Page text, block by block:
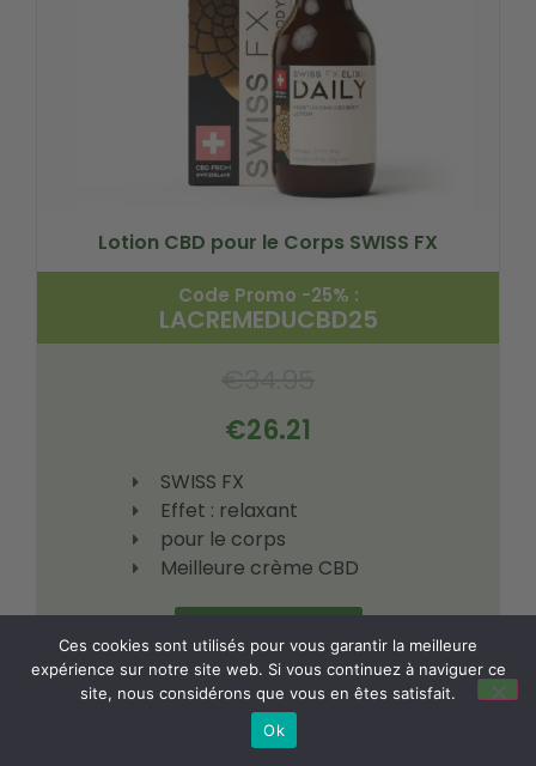
Lotion CBD pour le Corps SWISS FX
Code Promo -25% :
LACREMEDUCBD25
€26.21
SWISS FX
Effet : relaxant
pour le corps
Meilleure crème CBD
En savoir plus
Ces cookies sont utilisés pour vous garantir la meilleure
expérience sur notre site web. Si vous continuez à naviguer ce
site, nous considérons que vous en êtes satisfait.
Ok